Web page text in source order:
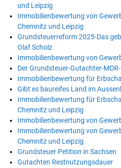
und Leipzig
Immobilienbewertung von
Chemnitz und Leipzig
Grundsteuerreform 2025-Das
Olaf Scholz
Immobilienbewertung von
Der Grundsteuer-Gutachter-
Immobilienbewertung für
Gibt es baureifes Land im
Immobilienbewertung für
Chemnitz und Leipzig
Immobilienbewertung von
Immobilienbewertung von
Chemnitz und Leipzig
Grundsteuer Petition in Sachsen
Gutachten Restnutzungsdauer